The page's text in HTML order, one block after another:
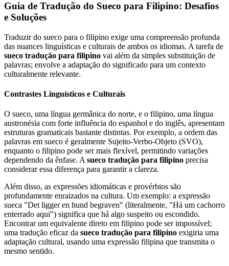
Guia de Tradução do Sueco para Filipino: Desafios
e Soluções
Traduzir do sueco para o filipino exige uma compreensão profunda
das nuances linguísticas e culturais de ambos os idiomas. A tarefa de
sueco tradução para filipino vai além da simples substituição de
palavras; envolve a adaptação do significado para um contexto
culturalmente relevante.
Contrastes Linguísticos e Culturais
O sueco, uma língua germânica do norte, e o filipino, uma língua
austronésia com forte influência do espanhol e do inglês, apresentam
estruturas gramaticais bastante distintas. Por exemplo, a ordem das
palavras em sueco é geralmente Sujeito-Verbo-Objeto (SVO),
enquanto o filipino pode ser mais flexível, permitindo variações
dependendo da ênfase. A sueco tradução para filipino precisa
considerar essa diferença para garantir a clareza.
Além disso, as expressões idiomáticas e provérbios são
profundamente enraizados na cultura. Um exemplo: a expressão
sueca "Det ligger en hund begraven" (literalmente, "Há um cachorro
enterrado aqui") significa que há algo suspeito ou escondido.
Encontrar um equivalente direto em filipino pode ser impossível;
uma tradução eficaz da sueco tradução para filipino exigiria uma
adaptação cultural, usando uma expressão filipina que transmita o
mesmo sentido.